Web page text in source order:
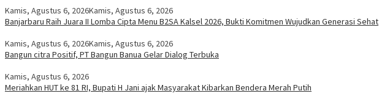
Kamis, Agustus 6, 2026Kamis, Agustus 6, 2026
Banjarbaru Raih Juara II Lomba Cipta Menu B2SA Kalsel 2026, Bukti Komitmen Wujudkan Generasi Sehat
Kamis, Agustus 6, 2026Kamis, Agustus 6, 2026
Bangun citra Positif, PT Bangun Banua Gelar Dialog Terbuka
Kamis, Agustus 6, 2026
Meriahkan HUT ke 81 RI, Bupati H Jani ajak Masyarakat Kibarkan Bendera Merah Putih